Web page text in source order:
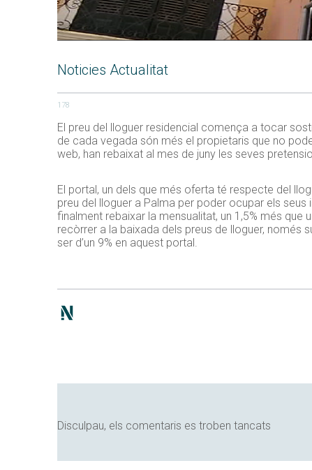
Noticies Actualitat
178
El preu del lloguer residencial comença a tocar
de cada vegada són més el propietaris que no
web, han rebaixat al mes de juny les seves
El portal, un dels que més oferta té respecte del
preu del lloguer a Palma per poder ocupar els
finalment rebaixar la mensualitat, un 1,5% més
recòrrer a la baixada dels preus de lloguer, només
ser d’un 9% en aquest portal.
Disculpau, els comentaris es troben tancats